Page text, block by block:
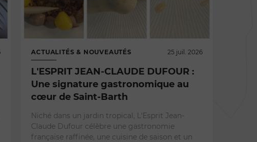
ACTUALITÉS & NOUVEAUTÉS 25 juil. 2026
L'ESPRIT JEAN-CLAUDE DUFOUR :
Une signature gastronomique au
cœur de Saint-Barth
Niché dans un jardin tropical, L'Esprit Jean-
Claude Dufour célèbre une gastronomie
française raffinée, une cuisine de saison et un